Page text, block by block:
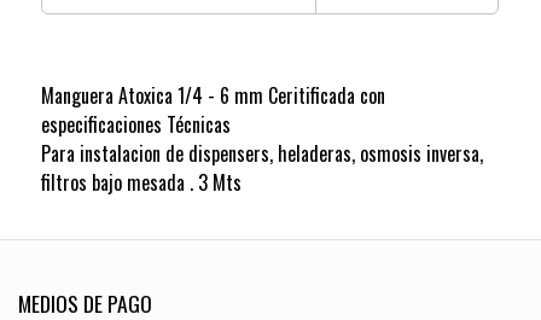
Manguera Atoxica 1/4 - 6 mm Ceritificada con
especificaciones Técnicas
Para instalacion de dispensers, heladeras, osmosis inversa,
filtros bajo mesada . 3 Mts
MEDIOS DE PAGO